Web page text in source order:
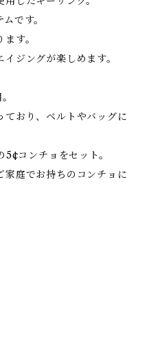
です。
す。
ジングが楽しめます。
ており、ベルトやバッグに
コンチョをセット。
家庭でお持ちのコンチョに